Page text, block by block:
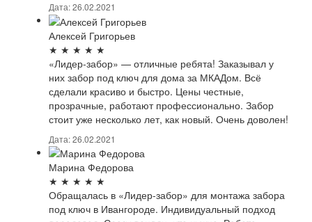
Дата: 26.02.2021
Алексей Григорьев
★ ★ ★ ★ ★
«Лидер-забор» — отличные ребята! Заказывал у
них забор под ключ для дома за МКАДом. Всё
сделали красиво и быстро. Цены честные,
прозрачные, работают профессионально. Забор
стоит уже несколько лет, как новый. Очень доволен!
Дата: 26.02.2021
Марина Федорова
★ ★ ★ ★ ★
Обращалась в «Лидер-забор» для монтажа забора
под ключ в Ивангороде. Индивидуальный подход